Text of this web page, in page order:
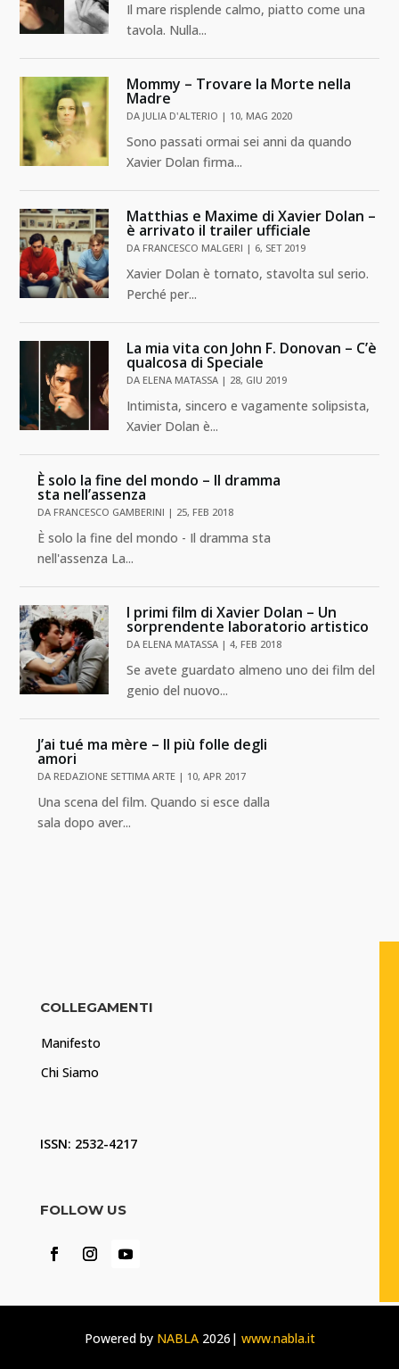
Il mare risplende calmo, piatto come una
tavola. Nulla...
Mommy – Trovare la Morte nella
Madre
DA JULIA D'ALTERIO | 10, MAG 2020
Sono passati ormai sei anni da quando
Xavier Dolan firma...
Matthias e Maxime di Xavier Dolan –
è arrivato il trailer ufficiale
DA FRANCESCO MALGERI | 6, SET 2019
Xavier Dolan è tornato, stavolta sul serio.
Perché per...
La mia vita con John F. Donovan – C’è
qualcosa di Speciale
DA ELENA MATASSA | 28, GIU 2019
Intimista, sincero e vagamente solipsista,
Xavier Dolan è...
È solo la fine del mondo – Il dramma
sta nell’assenza
DA FRANCESCO GAMBERINI | 25, FEB 2018
È solo la fine del mondo - Il dramma sta
nell'assenza La...
I primi film di Xavier Dolan – Un
sorprendente laboratorio artistico
DA ELENA MATASSA |4, FEB 2018
Se avete guardato almeno uno dei film del
genio del nuovo...
J’ai tué ma mère – Il più folle degli
amori
DA REDAZIONE SETTIMA ARTE | 10, APR 2017
Una scena del film. Quando si esce dalla
sala dopo aver...
COLLEGAMENTI
Manifesto
Chi Siamo
ISSN: 2532-4217
FOLLOW US
Powered by NABLA2026| www.nabla.it